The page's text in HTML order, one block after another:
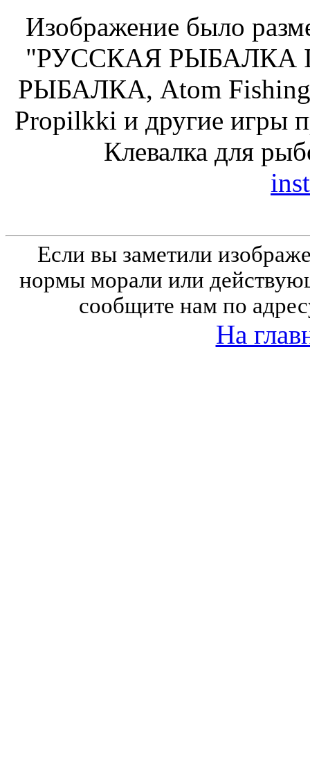
Изображение было
"РУССКАЯ РЫБАЛКА
РЫБАЛКА, Atom Fishing,
Propilkki и другие игры
Клевалка для
Если вы заметили
нормы морали или
сообщите нам по
На